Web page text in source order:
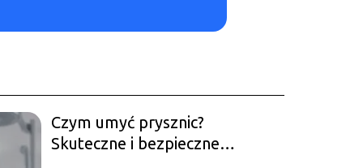
Czym umyć prysznic?
Skuteczne i bezpieczne